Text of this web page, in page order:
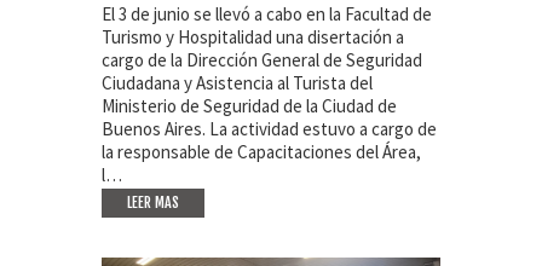
El 3 de junio se llevó a cabo en la Facultad de
Turismo y Hospitalidad una disertación a
cargo de la Dirección General de Seguridad
Ciudadana y Asistencia al Turista del
Ministerio de Seguridad de la Ciudad de
Buenos Aires. La actividad estuvo a cargo de
la responsable de Capacitaciones del Área,
l…
LEER MAS